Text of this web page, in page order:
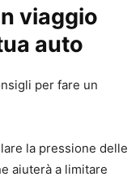
viaggio
auto
per fare un
la pressione delle
aiuterà a limitare